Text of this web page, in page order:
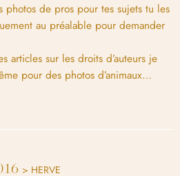
photos de pros pour tes sujets tu les
au préalable pour demander
articles sur les droits d’auteurs je
pour des photos d’animaux…
> HERVE